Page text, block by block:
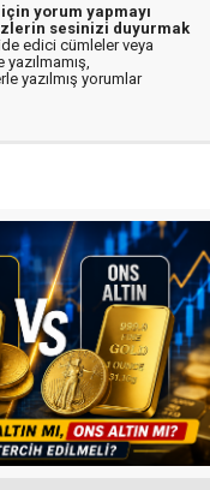
yorum yapmayı
sesinizi duyurmak
edici cümleler veya
yazılmış yorumlar